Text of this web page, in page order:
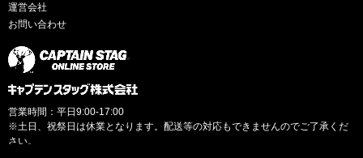
運営会社
お問い合わせ
営業時間：平日9:00-17:00
※土日、祝祭日は休業となります。配送等の対応もできませんのでご了承くだ
さい。